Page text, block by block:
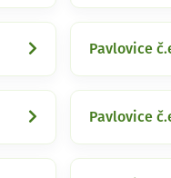
Pavlovice
Pavlovice